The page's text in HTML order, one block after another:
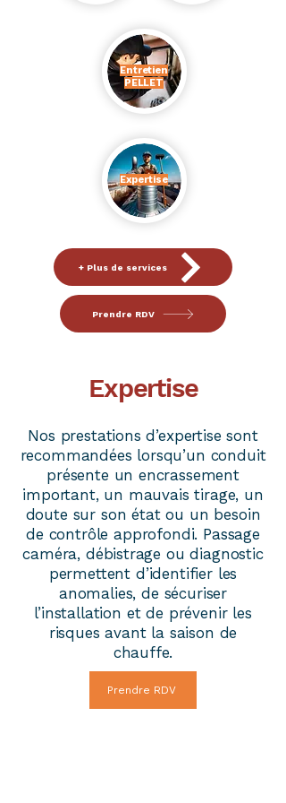
Entretien
PELLET
Expertise
+ Plus de services
Prendre RDV
Expertise
Nos prestations d’expertise sont
recommandées lorsqu’un conduit
présente un encrassement
important, un mauvais tirage, un
doute sur son état ou un besoin
de contrôle approfondi. Passage
caméra, débistrage ou diagnostic
permettent d’identifier les
anomalies, de sécuriser
l’installation et de prévenir les
risques avant la saison de
chauffe.
Prendre RDV